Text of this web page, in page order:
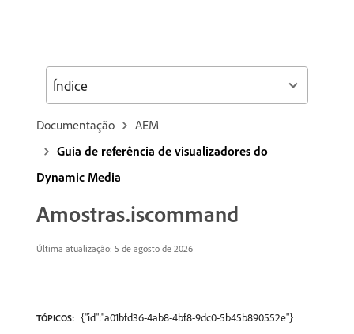
Documentação
AEM
Guia de referência de visualizadores do
Dynamic Media
Amostras.iscommand
Última atualização: 5 de agosto de 2026
TÓPICOS: {"id":"a01bfd36-4ab8-4bf8-9dc0-5b45b890552e"}
Índice